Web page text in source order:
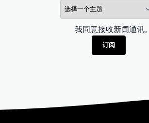
我同意接收新闻通讯。
订阅